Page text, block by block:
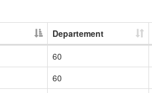
Departement
60
60